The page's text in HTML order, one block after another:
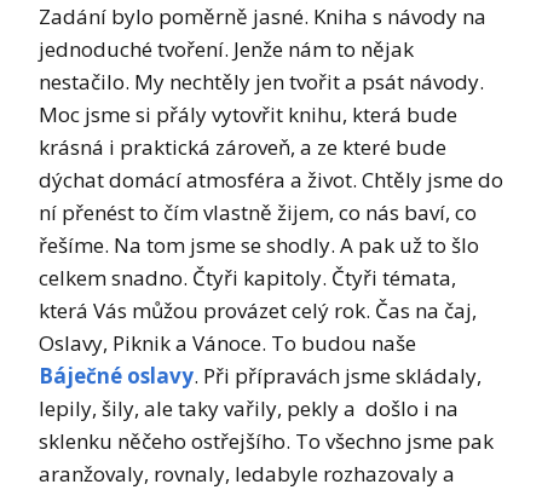
Zadání bylo poměrně jasné. Kniha s návody na
jednoduché tvoření. Jenže nám to nějak
nestačilo. My nechtěly jen tvořit a psát návody.
Moc jsme si přály vytovřit knihu, která bude
krásná i praktická zároveň, a ze které bude
dýchat domácí atmosféra a život. Chtěly jsme do
ní přenést to čím vlastně žijem, co nás baví, co
řešíme. Na tom jsme se shodly. A pak už to šlo
celkem snadno. Čtyři kapitoly. Čtyři témata,
která Vás můžou provázet celý rok. Čas na čaj,
Oslavy, Piknik a Vánoce. To budou naše
Báječné oslavy. Při přípravách jsme skládaly,
lepily, šily, ale taky vařily, pekly a došlo i na
sklenku něčeho ostřejšího. To všechno jsme pak
aranžovaly, rovnaly, ledabyle rozhazovaly a